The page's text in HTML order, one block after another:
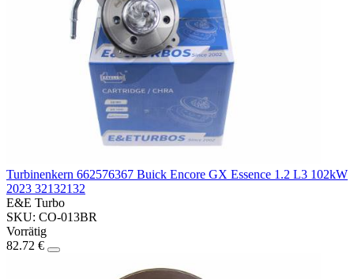
Turbinenkern 662576367 Buick Encore GX Essence 1.2 L3 102kW
2023 32132132
E&E Turbo
SKU: CO-013BR
Vorrätig
82.72 €